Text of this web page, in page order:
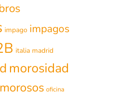
impago impagos
italia madrid
morosidad
morosos oficina